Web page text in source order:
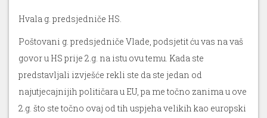
Hvala g. predsjedniče HS.
Poštovani g. predsjedniče Vlade, podsjetit ću vas na vaš
govor u HS prije 2.g. na istu ovu temu. Kada ste
predstavljali izvješće rekli ste da ste jedan od
najutjecajnijih političara u EU, pa me točno zanima u ove
2.g. što ste točno ovaj od tih uspjeha velikih kao europski